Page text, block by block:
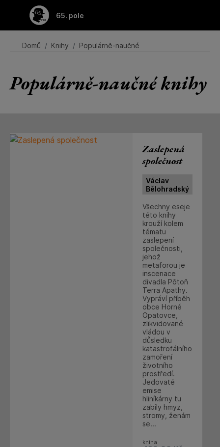
65. pole
Domů Knihy Populárně-naučné
Populárně-naučné knihy
Zaslepená
společnost
Václav
Bělohradský
Všechny eseje
této knihy
krouží kolem
tématu
zaslepení
společnosti,
jehož
metaforou je
inscenace
divadla Pôtoň
Terra Apathy.
Vypráví příběh
obce Horné
Opatovce,
zlikvidované
vládou v
důsledku
katastrofálního
zamoření
životního
prostředí.
Jedovaté
emise
hliníkárny tu
zabily hmyz,
stromy, ženám
se...
kniha